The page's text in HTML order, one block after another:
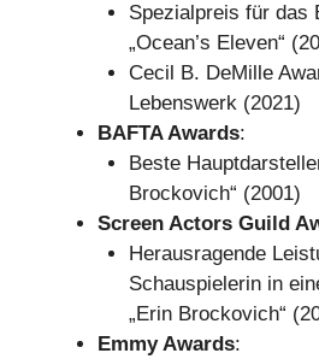
Spezialpreis für das
„Ocean’s Eleven“
Cecil B. DeMille
Lebenswerk (2021)
BAFTA Awards:
Beste
Brockovich“ (2001)
Screen Actors Guild
Herausragende
Schauspielerin in
„Erin Brockovich“
Emmy Awards: